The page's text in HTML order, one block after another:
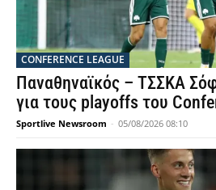
CONFERENCE LEAGUE
Παναθηναϊκός – ΤΣΣΚΑ
για τους playoffs του
Sportlive Newsroom - 05/08/2026 08:10